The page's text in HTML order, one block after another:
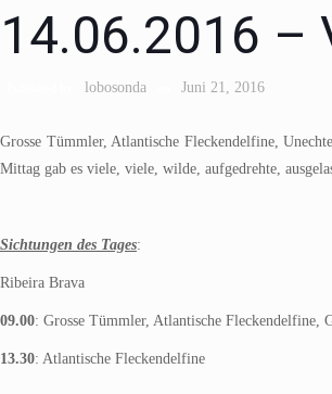
14.06.2016 –
lobosonda Juni 21, 2016
Grosse Tümmler, Atlantische Fleckendelfine,
Mittag gab es viele, viele, wilde, aufgedrehte,
Sichtungen des Tages:
Ribeira Brava
09.00: Grosse Tümmler, Atlantische Fleckendelfine,
13.30: Atlantische Fleckendelfine